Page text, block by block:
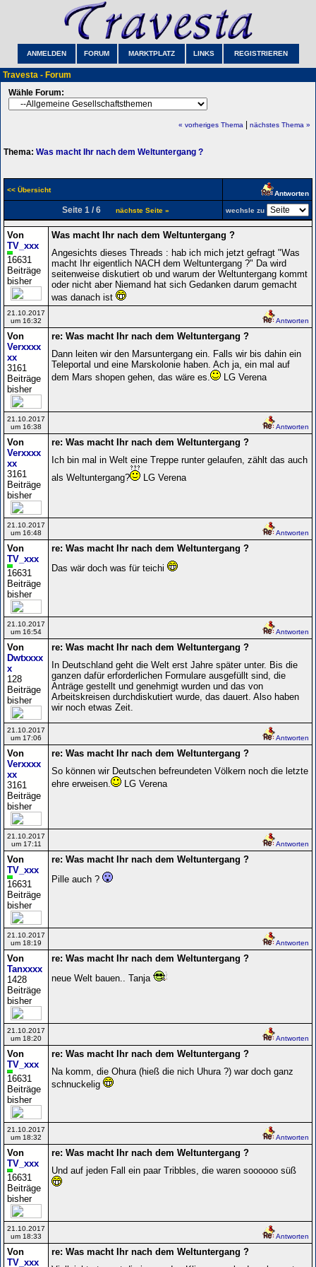
ANMELDEN FORUM MARKTPLATZ LINKS REGISTRIEREN
Travesta - Forum
Wähle Forum:
« vorheriges Thema nächstes Thema »
Thema: Was macht Ihr nach dem Weltuntergang ?
<< Übersicht Antworten
Seite 1 / 6 nächste Seite » wechsle zu
Von
TV_xxx
16631
Beiträge
bisher
Was macht Ihr nach dem Weltuntergang ?
Angesichts dieses Threads : hab ich mich jetzt gefragt "Was
macht Ihr eigentlich NACH dem Weltuntergang ?" Da wird
seitenweise diskutiert ob und warum der Weltuntergang kommt
oder nicht aber Niemand hat sich Gedanken darum gemacht
was danach ist
21.10.2017
um 16:32
Antworten
Von
Verxxxx
xx
3161
Beiträge
bisher
re: Was macht Ihr nach dem Weltuntergang ?
Dann leiten wir den Marsuntergang ein. Falls wir bis dahin ein
Teleportal und eine Marskolonie haben. Ach ja, ein mal auf
dem Mars shopen gehen, das wäre es.
LG Verena
21.10.2017
um 16:38
Antworten
Von
Verxxxx
xx
3161
Beiträge
bisher
re: Was macht Ihr nach dem Weltuntergang ?
Ich bin mal in Welt eine Treppe runter gelaufen, zählt das auch
als Weltuntergang?
LG Verena
21.10.2017
um 16:48
Antworten
Von
TV_xxx
16631
Beiträge
bisher
re: Was macht Ihr nach dem Weltuntergang ?
Das wär doch was für teichi
21.10.2017
um 16:54
Antworten
Von
Dwtxxxx
x
128
Beiträge
bisher
re: Was macht Ihr nach dem Weltuntergang ?
In Deutschland geht die Welt erst Jahre später unter. Bis die
ganzen dafür erforderlichen Formulare ausgefüllt sind, die
Anträge gestellt und genehmigt wurden und das von
Arbeitskreisen durchdiskutiert wurde, das dauert. Also haben
wir noch etwas Zeit.
21.10.2017
um 17:06
Antworten
Von
Verxxxx
xx
3161
Beiträge
bisher
re: Was macht Ihr nach dem Weltuntergang ?
So können wir Deutschen befreundeten Völkern noch die letzte
ehre erweisen.
LG Verena
21.10.2017
um 17:11
Antworten
Von
TV_xxx
16631
Beiträge
bisher
re: Was macht Ihr nach dem Weltuntergang ?
Pille auch ?
21.10.2017
um 18:19
Antworten
Von
Tanxxxx
1428
Beiträge
bisher
re: Was macht Ihr nach dem Weltuntergang ?
neue Welt bauen.. Tanja
21.10.2017
um 18:20
Antworten
Von
TV_xxx
16631
Beiträge
bisher
re: Was macht Ihr nach dem Weltuntergang ?
Na komm, die Ohura (hieß die nich Uhura ?) war doch ganz
schnuckelig
21.10.2017
um 18:32
Antworten
Von
TV_xxx
16631
Beiträge
bisher
re: Was macht Ihr nach dem Weltuntergang ?
Und auf jeden Fall ein paar Tribbles, die waren soooooo süß
21.10.2017
um 18:33
Antworten
Von
TV_xxx
re: Was macht Ihr nach dem Weltuntergang ?